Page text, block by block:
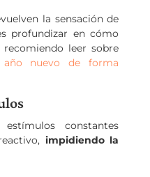
la sensación de
profundizar en cómo
leer sobre
nuevo de forma
constantes
impidiendo la